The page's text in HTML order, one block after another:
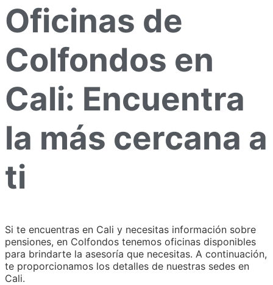
Oficinas de
Colfondos en
Cali: Encuentra
la más cercana a
ti
Si te encuentras en Cali y necesitas información sobre
pensiones, en Colfondos tenemos oficinas disponibles
para brindarte la asesoría que necesitas. A continuación,
te proporcionamos los detalles de nuestras sedes en
Cali.